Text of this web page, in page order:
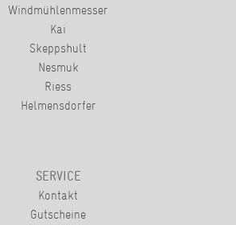
Windmühlenmesser
Kai
Skeppshult
Nesmuk
Riess
Helmensdorfer
SERVICE
Kontakt
Gutscheine